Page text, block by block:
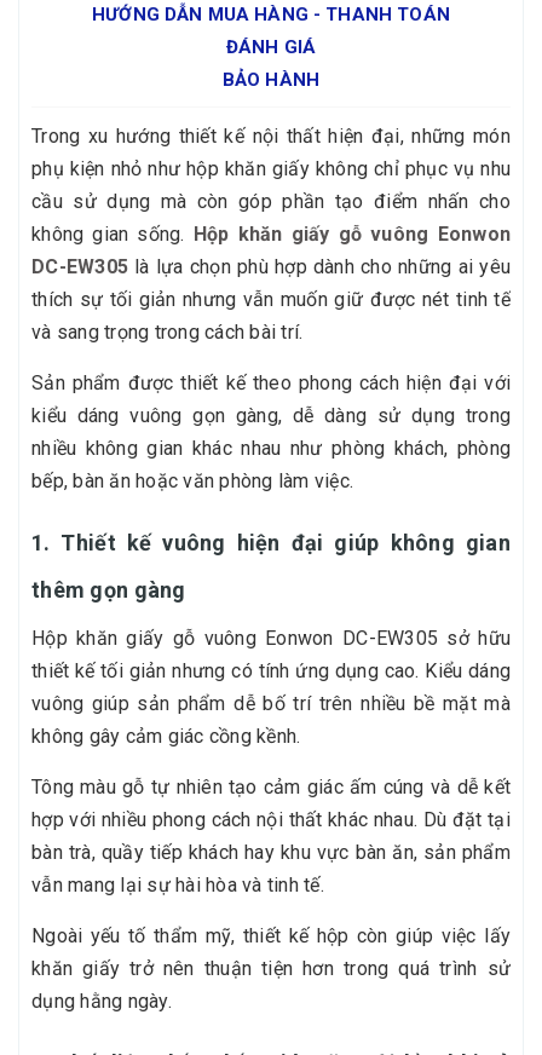
HƯỚNG DẪN MUA HÀNG - THANH TOÁN
ĐÁNH GIÁ
BẢO HÀNH
Trong xu hướng thiết kế nội thất hiện đại, những món
phụ kiện nhỏ như hộp khăn giấy không chỉ phục vụ nhu
cầu sử dụng mà còn góp phần tạo điểm nhấn cho
không gian sống.
Hộp khăn giấy gỗ vuông Eonwon
DC-EW305 là lựa chọn phù hợp dành cho những ai yêu
thích sự tối giản nhưng vẫn muốn giữ được nét tinh tế
và sang trọng trong cách bài trí.
Sản phẩm được thiết kế theo phong cách hiện đại với
kiểu dáng vuông gọn gàng, dễ dàng sử dụng trong
nhiều không gian khác nhau như phòng khách, phòng
bếp, bàn ăn hoặc văn phòng làm việc.
1. Thiết kế vuông hiện đại giúp không gian
thêm gọn gàng
Hộp khăn giấy gỗ vuông Eonwon DC-EW305 sở hữu
thiết kế tối giản nhưng có tính ứng dụng cao. Kiểu dáng
vuông giúp sản phẩm dễ bố trí trên nhiều bề mặt mà
không gây cảm giác cồng kềnh.
Tông màu gỗ tự nhiên tạo cảm giác ấm cúng và dễ kết
hợp với nhiều phong cách nội thất khác nhau. Dù đặt tại
bàn trà, quầy tiếp khách hay khu vực bàn ăn, sản phẩm
vẫn mang lại sự hài hòa và tinh tế.
Ngoài yếu tố thẩm mỹ, thiết kế hộp còn giúp việc lấy
khăn giấy trở nên thuận tiện hơn trong quá trình sử
dụng hằng ngày.